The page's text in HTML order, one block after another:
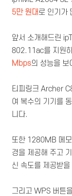
5만 원대로 인기가
앞서 소개해드린
802.11ac를 지원
Mbps의 성능을 보
티피링크 Archer
여 복수의 기기를
니다.
또한 1280MB 메
경을 제공해 주고
신 속도를 제공받
그리고 WPS 버튼